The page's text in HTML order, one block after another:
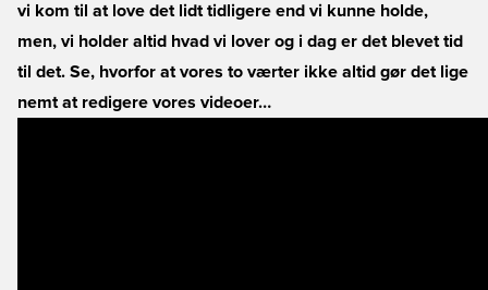
vi kom til at love det lidt tidligere end vi kunne holde,
men, vi holder altid hvad vi lover og i dag er det blevet tid
til det. Se, hvorfor at vores to værter ikke altid gør det lige
nemt at redigere vores videoer…